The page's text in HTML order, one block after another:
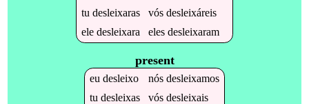
tu desleixaras vós desleixáreis
ele desleixara eles desleixaram
present
eu desleixo nós desleixamos
tu desleixas vós desleixais